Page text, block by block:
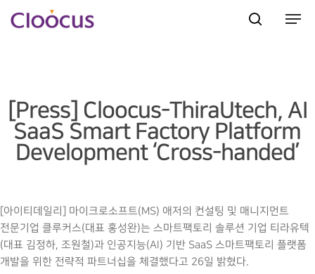
[Press] Cloocus-ThiraUtech, AI
SaaS Smart Factory Platform
Development ‘Cross-handed’
[아이티데일리] 마이크로소프트(MS) 애저의 컨설팅 및 매니지먼트
전문기업 클루커스(대표 홍성완)는 스마트팩토리 솔루션 기업 티라유텍
(대표 김정하, 조원철)과 인공지능(AI) 기반 SaaS 스마트팩토리 플랫폼
개발을 위한 전략적 파트너십을 체결했다고 26일 밝혔다.